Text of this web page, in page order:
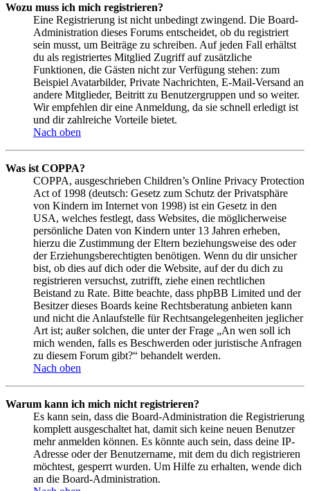
Wozu muss ich mich registrieren?
Eine Registrierung ist nicht unbedingt zwingend. Die Board-
Administration dieses Forums entscheidet, ob du registriert
sein musst, um Beiträge zu schreiben. Auf jeden Fall erhältst
du als registriertes Mitglied Zugriff auf zusätzliche
Funktionen, die Gästen nicht zur Verfügung stehen: zum
Beispiel Avatarbilder, Private Nachrichten, E-Mail-Versand an
andere Mitglieder, Beitritt zu Benutzergruppen und so weiter.
Wir empfehlen dir eine Anmeldung, da sie schnell erledigt ist
und dir zahlreiche Vorteile bietet.
Nach oben
Was ist COPPA?
COPPA, ausgeschrieben Children’s Online Privacy Protection
Act of 1998 (deutsch: Gesetz zum Schutz der Privatsphäre
von Kindern im Internet von 1998) ist ein Gesetz in den
USA, welches festlegt, dass Websites, die möglicherweise
persönliche Daten von Kindern unter 13 Jahren erheben,
hierzu die Zustimmung der Eltern beziehungsweise des oder
der Erziehungsberechtigten benötigen. Wenn du dir unsicher
bist, ob dies auf dich oder die Website, auf der du dich zu
registrieren versuchst, zutrifft, ziehe einen rechtlichen
Beistand zu Rate. Bitte beachte, dass phpBB Limited und der
Besitzer dieses Boards keine Rechtsberatung anbieten kann
und nicht die Anlaufstelle für Rechtsangelegenheiten jeglicher
Art ist; außer solchen, die unter der Frage „An wen soll ich
mich wenden, falls es Beschwerden oder juristische Anfragen
zu diesem Forum gibt?“ behandelt werden.
Nach oben
Warum kann ich mich nicht registrieren?
Es kann sein, dass die Board-Administration die Registrierung
komplett ausgeschaltet hat, damit sich keine neuen Benutzer
mehr anmelden können. Es könnte auch sein, dass deine IP-
Adresse oder der Benutzername, mit dem du dich registrieren
möchtest, gesperrt wurden. Um Hilfe zu erhalten, wende dich
an die Board-Administration.